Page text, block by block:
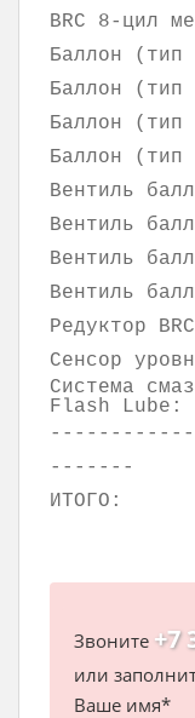
BRC 8-цил
Баллон
Баллон
Баллон
Баллон
Вентиль
Вентиль
Вентиль
Вентиль
Редуктор
Сенсор
Система
Flash Lube:
-------
ИТОГО:
Звоните +7
или
Ваше имя*